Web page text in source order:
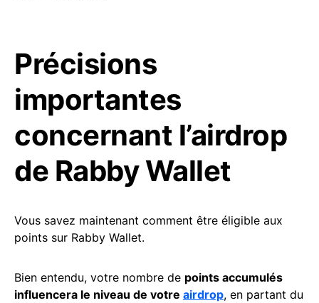
Précisions
importantes
concernant l’airdrop
de Rabby Wallet
Vous savez maintenant comment être éligible aux
points sur Rabby Wallet.
Bien entendu, votre nombre de points accumulés
influencera le niveau de votre airdrop, en partant du